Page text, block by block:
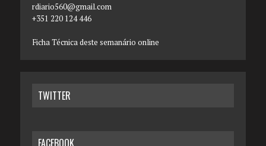
rdiario560@gmail.com
+351 220 124 446
Ficha Técnica deste semanário online
TWITTER